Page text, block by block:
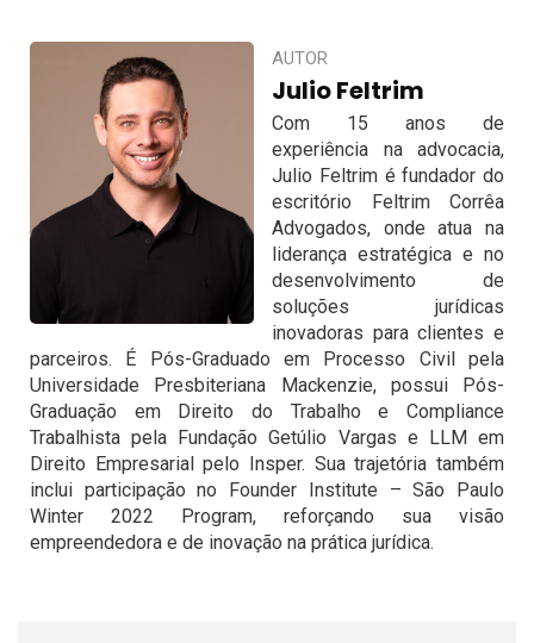
AUTOR
Julio Feltrim
Com 15 anos de
experiência na advocacia,
Julio Feltrim é fundador do
escritório Feltrim Corrêa
Advogados, onde atua na
liderança estratégica e no
desenvolvimento de
soluções jurídicas
inovadoras para clientes e
parceiros. É Pós-Graduado em Processo Civil pela
Universidade Presbiteriana Mackenzie, possui Pós-
Graduação em Direito do Trabalho e Compliance
Trabalhista pela Fundação Getúlio Vargas e LLM em
Direito Empresarial pelo Insper. Sua trajetória também
inclui participação no Founder Institute – São Paulo
Winter 2022 Program, reforçando sua visão
empreendedora e de inovação na prática jurídica.